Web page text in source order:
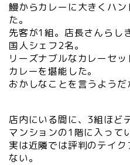
鰻からカレーに大きくハ
た。
先客が1組。店長さんらし
国人シェフ2名。
リーズナブルなカレーセ
カレーを堪能した。
おかしなことを言うようだ
店内にいる間に、3組ほど
マンションの1階に入って
実は近隣では評判のテイ
ない。